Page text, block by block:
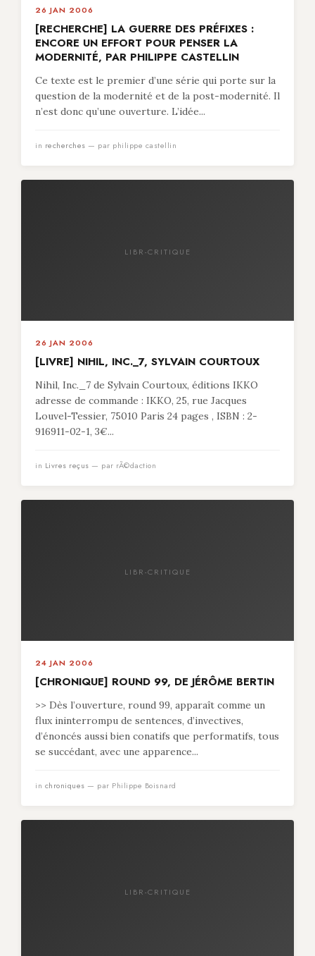
26 JAN 2006
[RECHERCHE] LA GUERRE DES PRÉFIXES :
ENCORE UN EFFORT POUR PENSER LA
MODERNITÉ, PAR PHILIPPE CASTELLIN
Ce texte est le premier d’une série qui porte sur la
question de la modernité et de la post-modernité. Il
n’est donc qu’une ouverture. L’idée...
in recherches — par philippe castellin
LIBR-CRITIQUE
26 JAN 2006
[LIVRE] NIHIL, INC._7, SYLVAIN COURTOUX
Nihil, Inc._7 de Sylvain Courtoux, éditions IKKO
adresse de commande : IKKO, 25, rue Jacques
Louvel-Tessier, 75010 Paris 24 pages , ISBN : 2-
916911-02-1, 3€...
in Livres reçus — par rÃ©daction
LIBR-CRITIQUE
24 JAN 2006
[CHRONIQUE] ROUND 99, DE JÉRÔME BERTIN
>> Dès l’ouverture, round 99, apparaît comme un
flux ininterrompu de sentences, d’invectives,
d’énoncés aussi bien conatifs que performatifs, tous
se succédant, avec une apparence...
in chroniques — par Philippe Boisnard
LIBR-CRITIQUE